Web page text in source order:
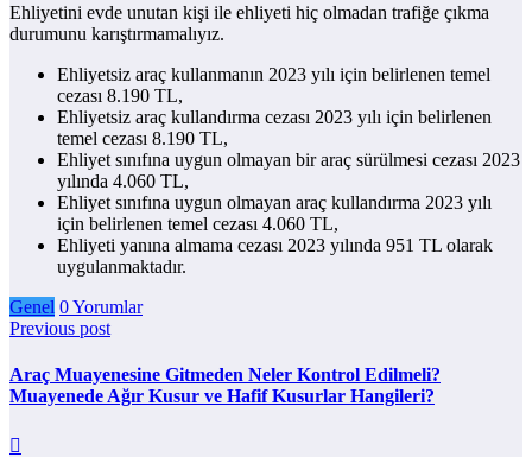
Ehliyetini evde unutan kişi ile ehliyeti hiç olmadan trafiğe çıkma
durumunu karıştırmamalıyız.
Ehliyetsiz araç kullanmanın 2023 yılı için belirlenen temel
cezası 8.190 TL,
Ehliyetsiz araç kullandırma cezası 2023 yılı için belirlenen
temel cezası 8.190 TL,
Ehliyet sınıfına uygun olmayan bir araç sürülmesi cezası 2023
yılında 4.060 TL,
Ehliyet sınıfına uygun olmayan araç kullandırma 2023 yılı
için belirlenen temel cezası 4.060 TL,
Ehliyeti yanına almama cezası 2023 yılında 951 TL olarak
uygulanmaktadır.
Genel 0 Yorumlar
Previous post
Araç Muayenesine Gitmeden Neler Kontrol Edilmeli?
Muayenede Ağır Kusur ve Hafif Kusurlar Hangileri?